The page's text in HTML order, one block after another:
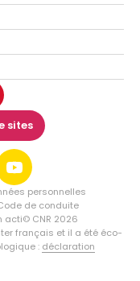
sites
personnelles
de conduite
acti© CNR 2026
français et il a été éco-
: déclaration